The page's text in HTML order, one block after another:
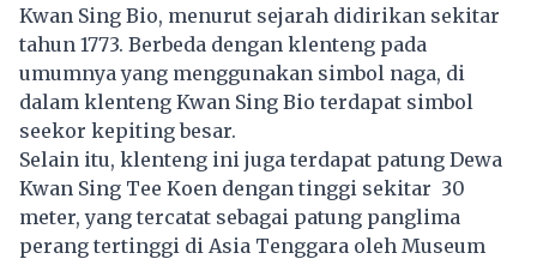
Kwan Sing Bio, menurut sejarah didirikan sekitar
tahun 1773. Berbeda dengan klenteng pada
umumnya yang menggunakan simbol naga, di
dalam klenteng Kwan Sing Bio terdapat simbol
seekor kepiting besar.
Selain itu, klenteng ini juga terdapat patung Dewa
Kwan Sing Tee Koen dengan tinggi sekitar 30
meter, yang tercatat sebagai patung panglima
perang tertinggi di Asia Tenggara oleh Museum